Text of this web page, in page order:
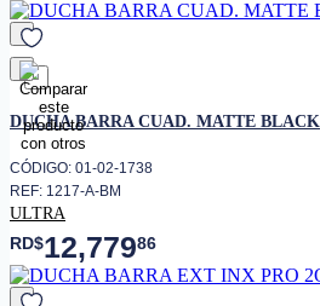
favorito
DUCHA BARRA CUAD. MATTE BLACK
CÓDIGO: 01-02-1738
REF: 1217-A-BM
ULTRA
RD$12,77986